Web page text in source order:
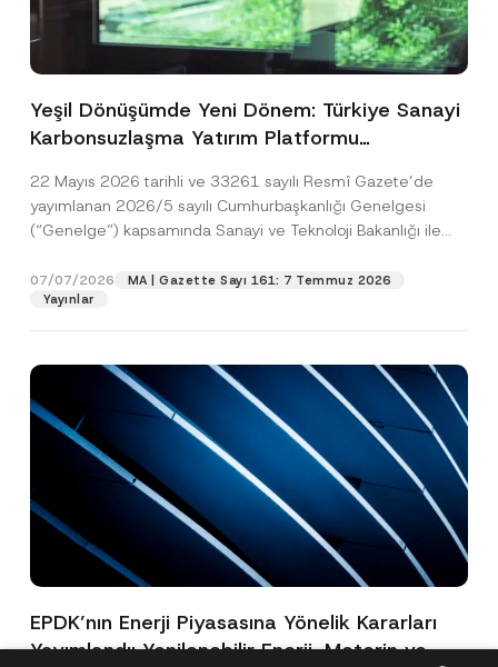
Yeşil Dönüşümde Yeni Dönem: Türkiye Sanayi
Karbonsuzlaşma Yatırım Platformu
22 Mayıs 2026 tarihli ve 33261 sayılı Resmî Gazete’de
yayımlanan 2026/5 sayılı Cumhurbaşkanlığı Genelgesi
(“Genelge”) kapsamında Sanayi ve Teknoloji Bakanlığı ile
07/07/2026
MA | Gazette Sayı 161: 7 Temmuz 2026
Yayınlar
EPDK’nın Enerji Piyasasına Yönelik Kararları
Yayımlandı: Yenilenebilir Enerji, Motorin ve